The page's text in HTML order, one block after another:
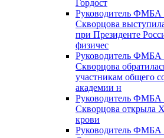
Гордост
Руководитель ФМБА
Скворцова
при Президенте
физичес
Руководитель ФМБА
Скворцова
участникам общего
академии н
Руководитель ФМБА
Скворцова открыла
крови
Руководитель ФМБА